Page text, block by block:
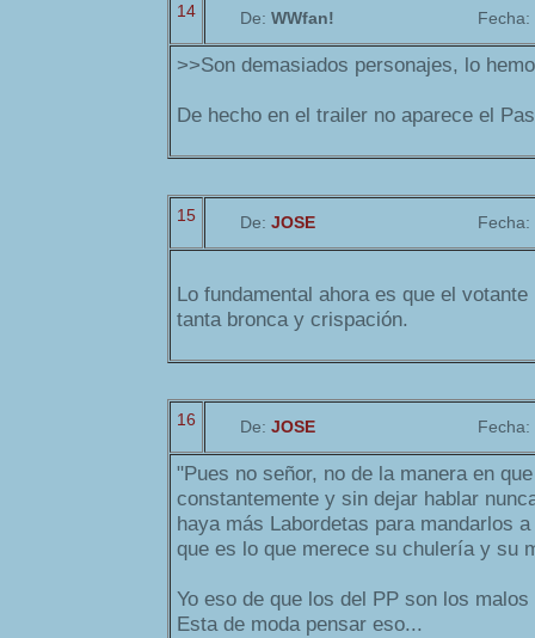
14 De: WWfan! Fecha:
>>Son demasiados personajes, lo
De hecho en el trailer no aparece el
15 De: JOSE Fecha:
Lo fundamental ahora es que el
tanta bronca y crispación.
16 De: JOSE Fecha:
"Pues no señor, no de la manera en
constantemente y sin dejar hablar
haya más Labordetas para mandarlos
que es lo que merece su chulería y su
Yo eso de que los del PP son los
Esta de moda pensar eso...